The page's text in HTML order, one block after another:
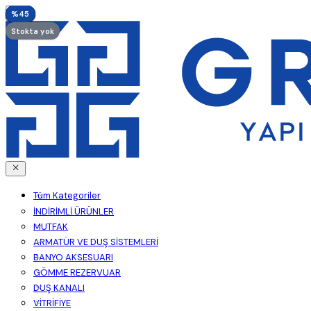
Tüm Kategoriler
İNDİRİMLİ ÜRÜNLER
MUTFAK
ARMATÜR VE DUŞ SİSTEMLERİ
BANYO AKSESUARI
GÖMME REZERVUAR
DUŞ KANALI
VİTRİFİYE
%40
%45
%40
%40
%40
%40
%40
%45
%45
%45
%45
%45
%45
%45
%45
%45
%45
Stokta yok